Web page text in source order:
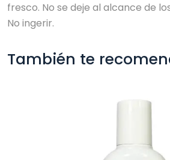
fresco. No se deje al alcance de
No ingerir.
También te